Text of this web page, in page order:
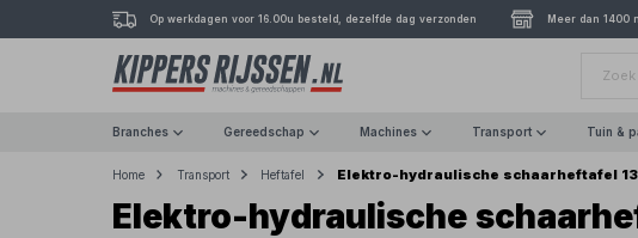
Op werkdagen voor 16.00u besteld, dezelfde dag verzonden Meer dan 1400
Branches Gereedschap Machines Transport Tuin &
Home Transport Heftafel Elektro-hydraulische schaarheftafel
Elektro-hydraulische